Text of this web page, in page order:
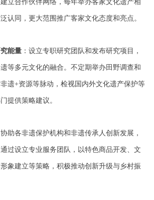
立合作伙伴网络，每年举办客家文化遗产相
认同，更大范围推广客家文化态度和亮点。
能量 ：设立专职研究团队和发布研究项目，
等多元文化的融合。不定期举办田野调查和
遗+资源等脉动，检视国内外文化遗产保护等
提供策略建议。
协助各非遗保护机构和非遗传承人创新发展，
过设立专业服务团队，以特色商品开发、文
象建立等策略，积极推动创新升级与乡村振